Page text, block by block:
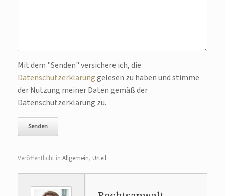
Bitte lasse dieses Feld leer.
Mit dem "Senden" versichere ich, die
Datenschutzerklärunggelesen zu haben und stimme
der Nutzung meiner Daten gemäß der
Datenschutzerklärung zu.
Veröffentlicht in Allgemein, Urteil.